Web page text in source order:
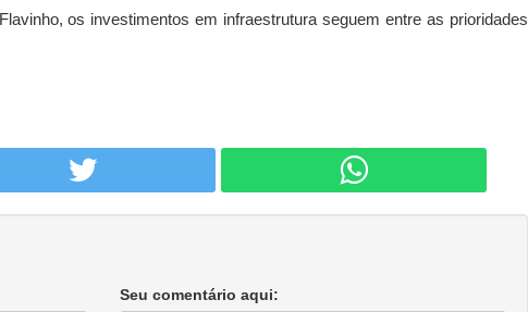
os investimentos em infraestrutura seguem entre as prioridades
Seu comentário aqui: